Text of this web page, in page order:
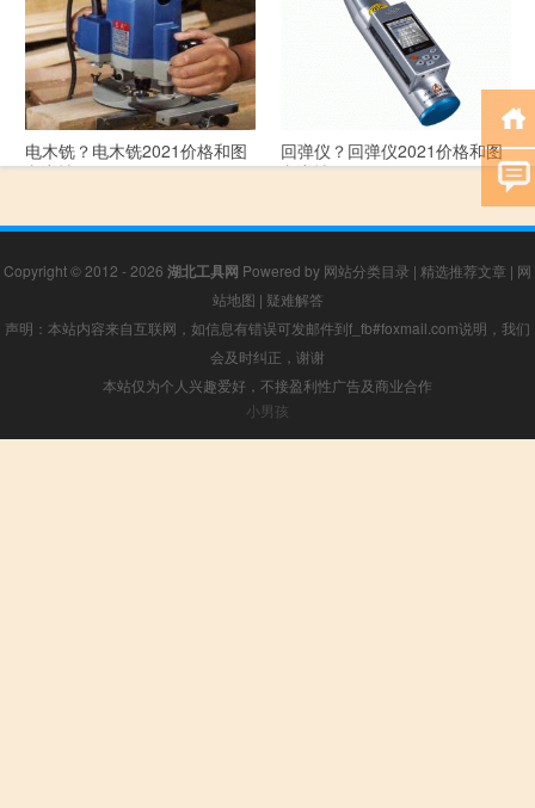
电木铣？电木铣2021价格和图
文详情
回弹仪？回弹仪2021价格和图
文详情
Copyright © 2012 - 2026 湖北工具网 Powered by 网站分类目录 | 精选推荐文章 | 网
站地图 | 疑难解答
声明：本站内容来自互联网，如信息有错误可发邮件到f_fb#foxmail.com说明，我们
会及时纠正，谢谢
本站仅为个人兴趣爱好，不接盈利性广告及商业合作
小男孩